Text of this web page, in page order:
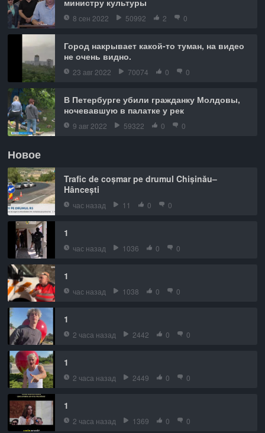
8 сен 2022 50992 2 0
Город накрывает какой-то туман, на видео
не очень видно.
23 авг 2022 70074 0 0
В Петербурге убили гражданку Молдовы,
ночевавшую в палатке у рек
9 авг 2022 59322 0 0
Новое
Trafic de coșmar pe drumul Chișinău–
Hâncești
час назад 11 0 0
1
час назад 1036 0 0
1
час назад 1038 0 0
1
2 часа назад 2442 0 0
1
2 часа назад 2449 0 0
1
2 часа назад 1369 0 0